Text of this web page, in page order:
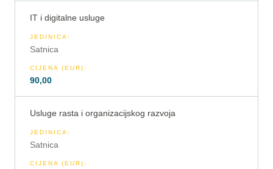
IT i digitalne usluge
JEDINICA :
Satnica
CIJENA (EUR):
90,00
Usluge rasta i organizacijskog razvoja
JEDINICA :
Satnica
CIJENA (EUR):